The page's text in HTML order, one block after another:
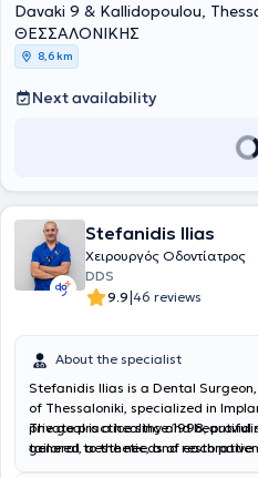
Davaki 9 & Kallidopoulou,
ΘΕΣΣΑΛΟΝΙΚΗΣ
8,6 km
Next availability
Stefanidis Ilias
Χειρουργός Οδοντίατρος
DDS
9.9|46 reviews
About the specialist
Stefanidis Ilias is a Dental
of Thessaloniki, specialized in
private practice since 1998,
general, aesthetic, and restorative
The goal is a healthy and
tailored to the needs of each